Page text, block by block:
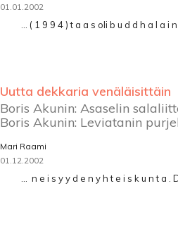
01.01.2002
... ( 1 9 9 4 ) t a a s oli b u d d h a l a i
Uutta dekkaria venäläisittäin
Boris Akunin: Asaselin
Boris Akunin: Leviatanin
Mari Raami
01.12.2002
... ­ n e i s y y d e n y h t e i s k u n t a .